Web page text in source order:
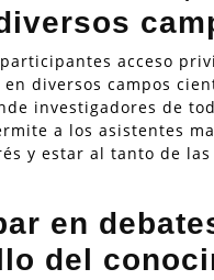
acceso
diversos campos
investigadores de
a los asistentes
y estar al tanto de
en
del